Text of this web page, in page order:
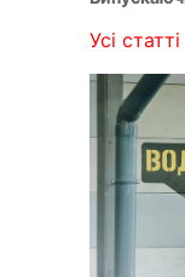
Усі